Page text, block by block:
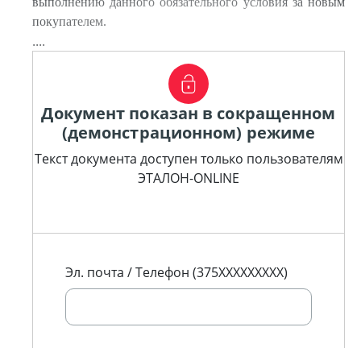
покупателем.
....
Документ показан в сокращенном
(демонстрационном) режиме
Текст документа доступен только пользователям
ЭТАЛОН-ONLINE
Эл. почта / Телефон (375XXXXXXXXX)